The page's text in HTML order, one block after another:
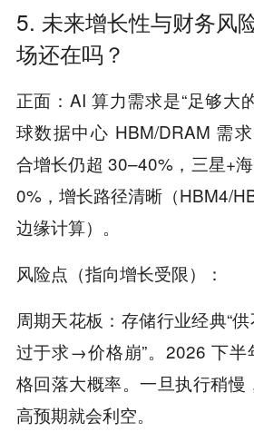
5. 未来增长性与财务风
场还在吗？
正面：AI 算力需求是“足够大
球数据中心 HBM/DRAM 需
合增长仍超 30–40%，三星+
0%，增长路径清晰（HBM4/
边缘计算）。
风险点（指向增长受限）：
周期天花板：存储行业经典“
过于求→价格崩”。2026 下半
格回落大概率。一旦执行稍慢
高预期就会利空。